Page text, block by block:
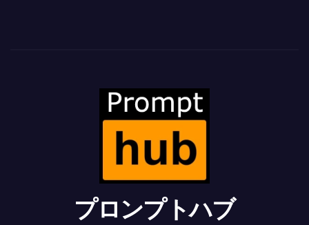
プロンプトハブ